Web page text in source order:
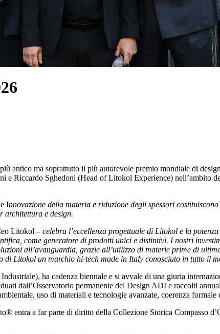
antico ma soprattutto il più autorevole premio mondiale di
e Riccardo Sghedoni (Head of Litokol Experience) nell’ambito
Innovazione della materia e riduzione degli spessori
architettura e design.
Litokol – celebra l’eccellenza progettuale di Litokol e la
come generatore di prodotti unici e distintivi. I nostri
all’avanguardia, grazie all’utilizzo di materie prime di
Litokol un marchio hi-tech made in Italy conosciuto in tutto il
ha cadenza biennale e si avvale di una giuria
dall’Osservatorio permanente del Design ADI e raccolti
uso di materiali e tecnologie avanzate, coerenza formale
entra a far parte di diritto della Collezione Storica Compasso